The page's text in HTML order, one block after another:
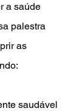
a saúde
palestra
as
saudável